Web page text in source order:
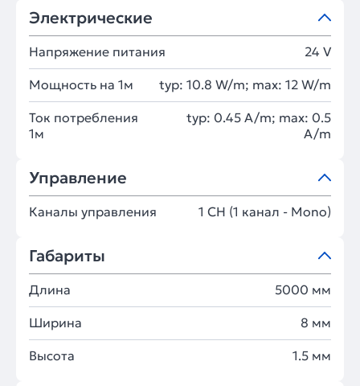
Электрические
Напряжение питания 24 V
Мощность на 1м typ: 10.8 W/m; max: 12 W/m
Ток потребления
1м
typ: 0.45 A/m; max: 0.5
A/m
Управление
Каналы управления 1 CH (1 канал - Mono)
Габариты
Длина 5000 мм
Ширина 8 мм
Высота 1.5 мм